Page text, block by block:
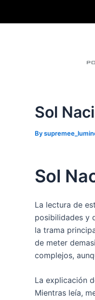
Sol
By
Sol
La lectura de
posibilidades y
la trama
de meter
complejos,
La explicación
Mientras leía,